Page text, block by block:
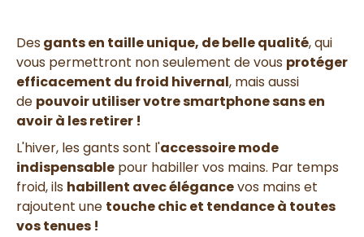
Desgants en taille unique, de belle qualité, qui
vous permettront non seulement de vous protéger
efficacement du froid hivernal, mais aussi
de pouvoir utiliser votre smartphone sans en
avoir à les retirer !
L'hiver, les gants sont l'accessoire mode
indispensable pour habiller vos mains. Par temps
froid, ils habillent avec élégancevos mains et
rajoutent une touche chic et tendance à toutes
vos tenues !